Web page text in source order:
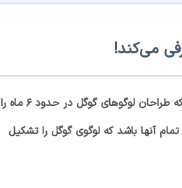
لوگوی پایان سال میلادی گوگل می‌تواند لوگویی بسیار زیبا باشد تا جایی که طراحان لوگوهای گوگل در حدود ۶ ماه را
از تمام آنها باشد که لوگوی گوگل را تشکیل